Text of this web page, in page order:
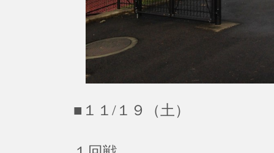
■１１/１９（土）